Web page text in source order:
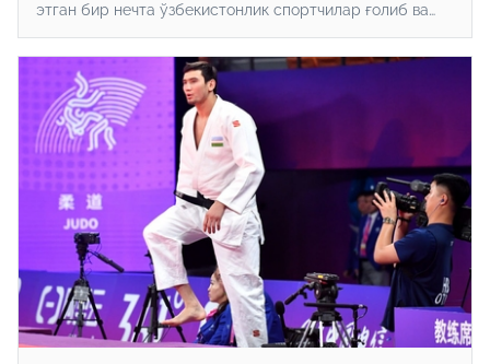
этган бир нечта ўзбекистонлик спортчилар ғолиб ва